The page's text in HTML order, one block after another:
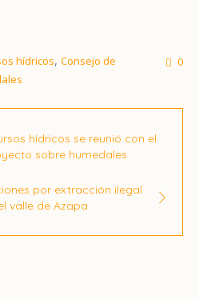
hídricos, Consejo de
0
hídricos se reunió con el
sobre humedales
por extracción ilegal
valle de Azapa